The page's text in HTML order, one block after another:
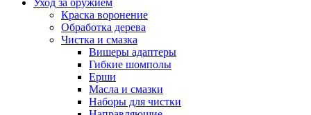
Уход за оружием
Краска воронение
Обработка дерева
Чистка и смазка
Вишеры адаптеры
Гибкие шомполы
Ерши
Масла и смазки
Наборы для чистки